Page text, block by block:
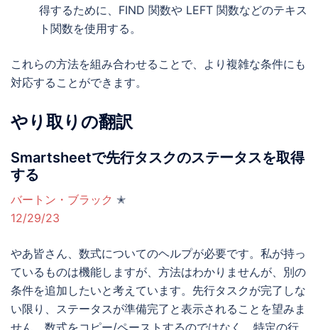
得するために、FIND 関数や LEFT 関数などのテキス
ト関数を使用する。
これらの方法を組み合わせることで、より複雑な条件にも
対応することができます。
やり取りの翻訳
Smartsheetで先行タスクのステータスを取得
する
バートン・ブラック ✭
12/29/23
やあ皆さん、数式についてのヘルプが必要です。私が持っ
ているものは機能しますが、方法はわかりませんが、別の
条件を追加したいと考えています。先行タスクが完了しな
い限り、ステータスが準備完了と表示されることを望みま
せん。数式をコピー/ペーストするのではなく、特定の行